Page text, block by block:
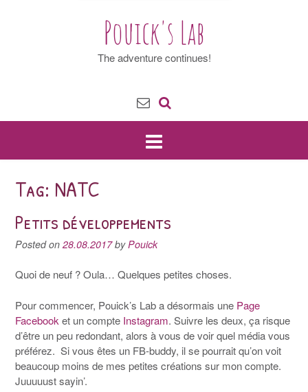
Pouick's Lab
The adventure continues!
Tag: NATC
Petits développements
Posted on 28.08.2017byPouick
Quoi de neuf ? Oula… Quelques petites choses.
Pour commencer, Pouick’s Lab a désormais une Page
Facebook et un compte Instagram. Suivre les deux, ça risque
d’être un peu redondant, alors à vous de voir quel média vous
préférez. Si vous êtes un FB-buddy, il se pourrait qu’on voit
beaucoup moins de mes petites créations sur mon compte.
Juuuuust sayin’.